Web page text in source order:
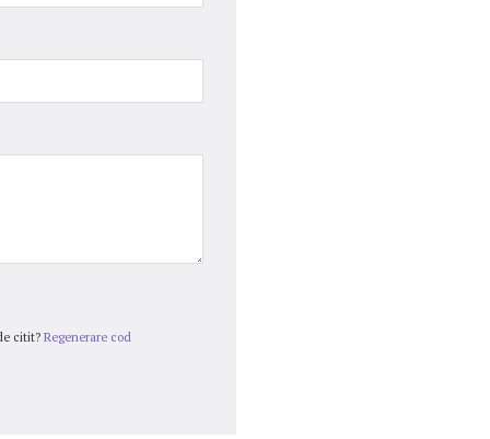
citit? Regenerare cod